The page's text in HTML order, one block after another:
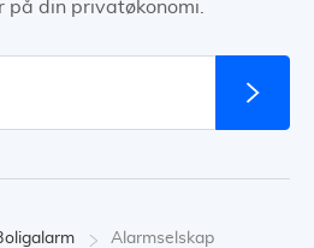
på din privatøkonomi.
Alarmselskap